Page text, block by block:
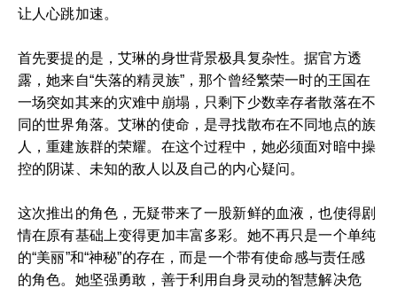
让人心跳加速。
首先要提的是，艾琳的身世背景极具复杂性。据官方透
露，她来自“失落的精灵族”，那个曾经繁荣一时的王国在
一场突如其来的灾难中崩塌，只剩下少数幸存者散落在不
同的世界角落。艾琳的使命，是寻找散布在不同地点的族
人，重建族群的荣耀。在这个过程中，她必须面对暗中操
控的阴谋、未知的敌人以及自己的内心疑问。
这次推出的角色，无疑带来了一股新鲜的血液，也使得剧
情在原有基础上变得更加丰富多彩。她不再只是一个单纯
的“美丽”和“神秘”的存在，而是一个带有使命感与责任感
的角色。她坚强勇敢，善于利用自身灵动的智慧解决危